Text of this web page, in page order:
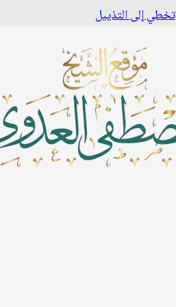
تخطي إلى التذييل